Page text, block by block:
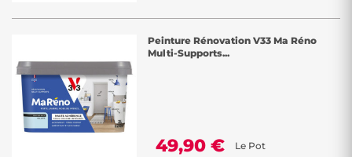
Peinture Rénovation V33 Ma Réno
Multi-Supports...
49,90 € Le Pot